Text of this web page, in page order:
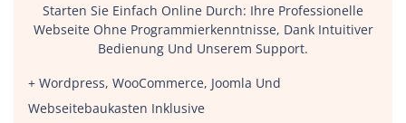
Starten Sie Einfach Online Durch: Ihre Professionelle
Webseite Ohne Programmierkenntnisse, Dank Intuitiver
Bedienung Und Unserem Support.
+ Wordpress, WooCommerce, Joomla Und
Webseitebaukasten Inklusive